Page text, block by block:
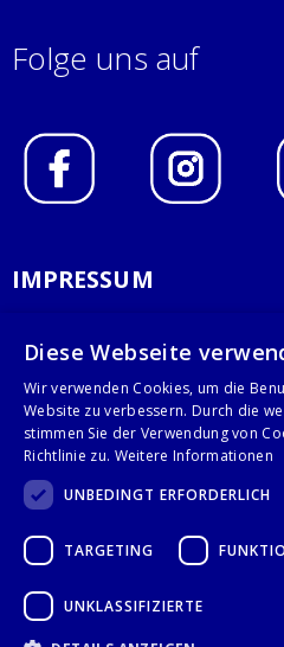
Folge uns auf
IMPRESSUM
AGB
KONTAKT
Stalgast GmbH
28359 Bremen
+49 421 408844-0
Diese Webseite
Wir verwenden Cookies, um die
Website zu verbessern. Durch die
stimmen Sie der Verwendung von
Richtlinie zu. Weitere Informationen
UNBEDINGT ERFORDERLICH
TARGETING
UNKLASSIFIZIERTE